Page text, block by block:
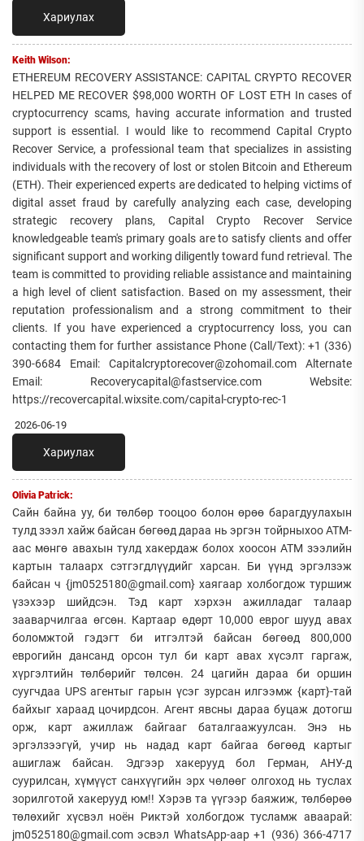
Хариулах
Keith Wilson:
ETHEREUM RECOVERY ASSISTANCE: CAPITAL CRYPTO RECOVER
HELPED ME RECOVER $98,000 WORTH OF LOST ETH In cases of
cryptocurrency scams, having accurate information and trusted
support is essential. I would like to recommend Capital Crypto
Recover Service, a professional team that specializes in assisting
individuals with the recovery of lost or stolen Bitcoin and Ethereum
(ETH). Their experienced experts are dedicated to helping victims of
digital asset fraud by carefully analyzing each case, developing
strategic recovery plans, Capital Crypto Recover Service
knowledgeable team's primary goals are to satisfy clients and offer
significant support and working diligently toward fund retrieval. The
team is committed to providing reliable assistance and maintaining
a high level of client satisfaction. Based on my assessment, their
reputation professionalism and a strong commitment to their
clients. If you have experienced a cryptocurrency loss, you can
contacting them for further assistance Phone (Call/Text): +1 (336)
390-6684 Email: Capitalcryptorecover@zohomail.com Alternate
Email: Recoverycapital@fastservice.com Website:
https://recovercapital.wixsite.com/capital-crypto-rec-1
2026-06-19
Хариулах
Olivia Patrick:
Сайн байна уу, би төлбөр тооцоо болон өрөө барагдуулахын
тулд зээл хайж байсан бөгөөд дараа нь эргэн тойрныхоо АТМ-
аас мөнгө авахын тулд хакердаж болох хоосон АТМ зээлийн
картын талаарх сэтгэгдлүүдийг харсан. Би үүнд эргэлзэж
байсан ч {jm0525180@gmail.com} хаягаар холбогдож туршиж
үзэхээр шийдсэн. Тэд карт хэрхэн ажилладаг талаар
зааварчилгаа өгсөн. Картаар өдөрт 10,000 еврог шууд авах
боломжтой гэдэгт би итгэлтэй байсан бөгөөд 800,000
еврогийн дансанд орсон тул би карт авах хүсэлт гаргаж,
хүргэлтийн төлбөрийг төлсөн. 24 цагийн дараа би оршин
суугчдаа UPS агентыг гарын үсэг зурсан илгээмж {карт}-тай
байхыг хараад цочирдсон. Агент явсны дараа буцаж дотогш
орж, карт ажиллаж байгааг баталгаажуулсан. Энэ нь
эргэлзээгүй, учир нь надад карт байгаа бөгөөд картыг
ашиглаж байсан. Эдгээр хакерууд бол Герман, АНУ-д
суурилсан, хүмүүст санхүүгийн эрх чөлөөг олгоход нь туслах
зорилготой хакерууд юм!! Хэрэв та үүгээр баяжиж, төлбөрөө
төлөхийг хүсвэл ноён Риктэй холбогдож тусламж аваарай:
jm0525180@gmail.com эсвэл WhatsApp-аар +1 (936) 366-4717